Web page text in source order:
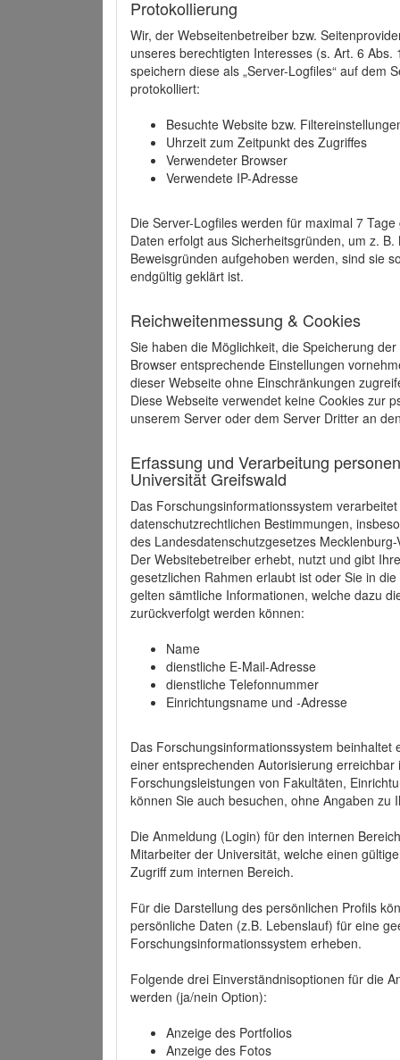
Protokollierung
Wir, der Webseitenbetreiber bzw.
unseres berechtigten Interesses (s. Art. 6
speichern diese als „Server-Logfiles“ auf dem
protokolliert:
Besuchte Website bzw.
Uhrzeit zum Zeitpunkt des Zugriffes
Verwendeter Browser
Verwendete IP-Adresse
Die Server-Logfiles werden für maximal 7
Daten erfolgt aus Sicherheitsgründen, um z.
Beweisgründen aufgehoben werden, sind sie
endgültig geklärt ist.
Reichweitenmessung & Cookies
Sie haben die Möglichkeit, die Speicherung
Browser entsprechende Einstellungen
dieser Webseite ohne Einschränkungen
Diese Webseite verwendet keine Cookies zur
unserem Server oder dem Server Dritter an
Erfassung und Verarbeitung
Universität Greifswald
Das Forschungsinformationssystem
datenschutzrechtlichen Bestimmungen,
des Landesdatenschutzgesetzes
Der Websitebetreiber erhebt, nutzt und gibt
gesetzlichen Rahmen erlaubt ist oder Sie in
gelten sämtliche Informationen, welche dazu
zurückverfolgt werden können:
Name
dienstliche E-Mail-Adresse
dienstliche Telefonnummer
Einrichtungsname und -Adresse
Das Forschungsinformationssystem beinhaltet
einer entsprechenden Autorisierung
Forschungsleistungen von Fakultäten,
können Sie auch besuchen, ohne Angaben zu
Die Anmeldung (Login) für den internen
Mitarbeiter der Universität, welche einen
Zugriff zum internen Bereich.
Für die Darstellung des persönlichen Profils
persönliche Daten (z.B. Lebenslauf) für eine
Forschungsinformationssystem erheben.
Folgende drei Einverständnisoptionen für die
werden (ja/nein Option):
Anzeige des Portfolios
Anzeige des Fotos